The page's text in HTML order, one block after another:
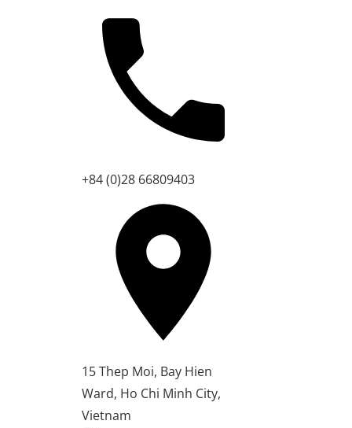
+84 (0)28 66809403
15 Thep Moi, Bay Hien
Ward, Ho Chi Minh City,
Vietnam